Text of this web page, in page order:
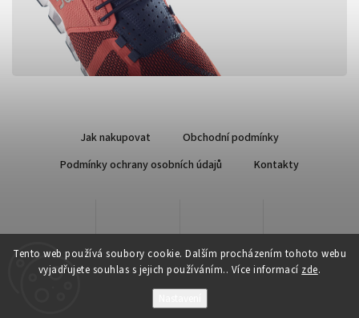
Tento web používá soubory cookie. Dalším procházením tohoto webu
vyjadřujete souhlas s jejich používáním.. Více informací zde.
Jak nakupovat
Obchodní podmínky
Podmínky ochrany osobních údajů
Kontakty